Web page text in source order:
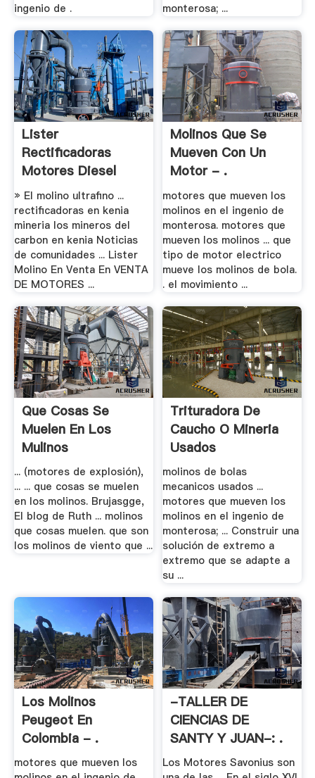
ingenio de .
monterosa; ...
Lister
Rectificadoras
Motores Diesel
Llave En Mano
» El molino ultrafino ...
rectificadoras en kenia
mineria los mineros del
carbon en kenia Noticias
de comunidades ... Lister
Molino En Venta En VENTA
DE MOTORES ...
Molinos Que Se
Mueven Con Un
Motor - .
motores que mueven los
molinos en el ingenio de
monterosa. motores que
mueven los molinos ... que
tipo de motor electrico
mueve los molinos de bola.
. el movimiento ...
Que Cosas Se
Muelen En Los
Mulinos
... (motores de explosión),
... ... que cosas se muelen
en los molinos. Brujasgge,
El blog de Ruth ... molinos
que cosas muelen. que son
los molinos de viento que ...
Trituradora De
Caucho O Mineria
Usados
molinos de bolas
mecanicos usados ...
motores que mueven los
molinos en el ingenio de
monterosa; ... Construir una
solución de extremo a
extremo que se adapte a
su ...
Los Molinos
Peugeot En
Colombia - .
motores que mueven los
-TALLER DE
CIENCIAS DE
SANTY Y JUAN-: .
Los Motores Savonius son